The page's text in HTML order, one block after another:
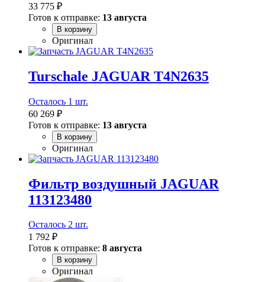
33 775 ₽
Готов к отправке: 13 августа
В корзину
Оригинал
Turschale JAGUAR T4N2635
Осталось 1 шт.
60 269 ₽
Готов к отправке: 13 августа
В корзину
Оригинал
Фильтр воздушный JAGUAR
113123480
Осталось 2 шт.
1 792 ₽
Готов к отправке: 8 августа
В корзину
Оригинал